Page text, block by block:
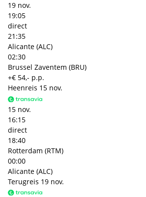
19 nov.
19:05
direct
21:35
Alicante (ALC)
02:30
Brussel Zaventem (BRU)
+€ 54,- p.p.
Heenreis 15 nov.
15 nov.
16:15
direct
18:40
Rotterdam (RTM)
00:00
Alicante (ALC)
Terugreis 19 nov.